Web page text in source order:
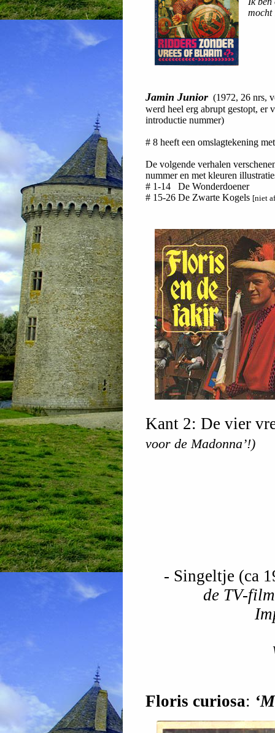
mocht
Jamin Junior (1972, 26 nrs,
werd heel erg abrupt gestopt, er
introductie nummer)
# 8 heeft een omslagtekening
De volgende verhalen
nummer en met kleuren
# 1-14 De Wonderdoener
# 15-26 De Zwarte Kogels [niet
Kant 2: De vier
voor de Madonna’!)
- Singeltje (ca
de TV-
Floris curiosa: